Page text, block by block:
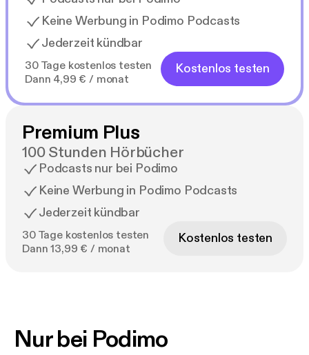
Keine Werbung in Podimo Podcasts
Jederzeit kündbar
30 Tage kostenlos testen
Dann 4,99 € / monat
Kostenlos testen
Premium Plus
100 Stunden Hörbücher
Podcasts nur bei Podimo
Keine Werbung in Podimo Podcasts
Jederzeit kündbar
30 Tage kostenlos testen
Dann 13,99 € / monat
Kostenlos testen
Nur bei Podimo